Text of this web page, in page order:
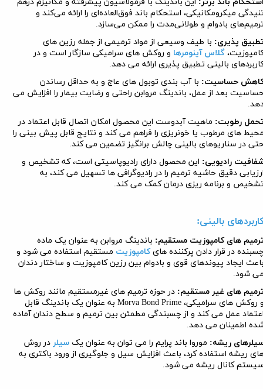
میکرومکانیکی، استحکام باند فوق‌العاده‌ای را ارائه می‌کند و
بادوام و طولانی‌مدت را ممکن می‌سازد.
پذیری: با طیف وسیعی از مواد ترمیمی از جمله رزین های
گلاس آینومرها و روکش های سرامیکی سازگار است و در
بالینی تطبیق پذیری ارائه می دهد.
حساسیت: با آب بندی توبول های عاج و به حداقل رساندن
بعد از عمل، باندینگ مروابن راحتی و رضایت بیمار را افزایش می
رطوبت: ماهیت آبدوست این محصول امکان اتصال قابل اعتماد در
های مرطوب یا خونریزی را فراهم می کند و نتایج قابل پیش بینی را
در سناریوهای بالینی چالش برانگیز تضمین می کند.
رادیویی: این محصول دارای رادیوپاسیتی است، که تشخیص و
دقیق حاشیه ترمیم را در رادیوگرافی ها تسهیل می کند، به
و برنامه ریزی درمان کمک می کند.
بالینی:
های کامپوزیت مستقیم: باندینگ مروابن به عنوان یک ماده
در قرار دادن پرکننده هایکامپوزیت مستقیم استفاده می شود و
ایجاد پیوندهای قوی و بادوام بین رزین کامپوزیت و ساختار دندان
شود.
های غیر مستقیم: در حوزه ترمیم های غیرمستقیم مانند روکش ها
روکش های سرامیکی،Morva Bond Prime به عنوان یک باندینگ قابل
عمل می کند و از چسبندگی مطمئن بین ترمیم و سطح دندان آماده
اطمینان می دهد.
ریشه: موروا باند پرایم را می توان به عنوان یکسیلر در روش
ریشه استفاده کرد، باعث افزایش سیل و جلوگیری از ورود باکتری به
کانال ریشه می شود.